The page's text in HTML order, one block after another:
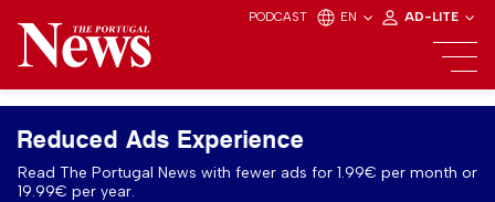
PODCAST EN AD-LITE
Reduced Ads Experience
Read The Portugal News with fewer ads for 1.99€ per month or
19.99€ per year.